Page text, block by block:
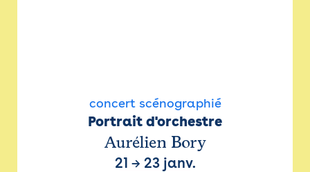
concert scénographié
Portrait d'orchestre
Aurélien Bory
21 → 23 janv.